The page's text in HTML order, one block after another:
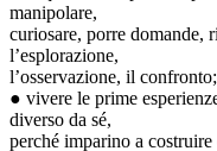
manipolare,
curiosare, porre domande,
l’esplorazione,
l’osservazione, il confronto;
● vivere le prime
diverso da sé,
perché imparino a